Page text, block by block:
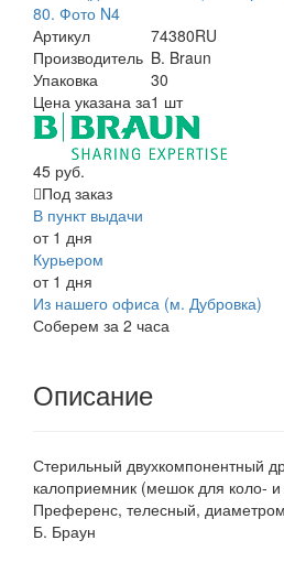
Артикул
74380RU
Производитель B. Braun
Упаковка
30
Цена указана за1 шт
45 руб.
Под заказ
В пункт выдачи
от 1 дня
Курьером
от 1 дня
Из нашего офиса (м. Дубровка)
Соберем за 2 часа
Описание
Стерильный двухкомпонентный
калоприемник (мешок для коло-
Преференс, телесный,
Б. Браун